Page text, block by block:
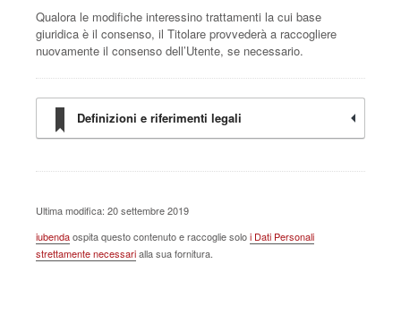
Qualora le modifiche interessino trattamenti la cui base
giuridica è il consenso, il Titolare provvederà a raccogliere
nuovamente il consenso dell’Utente, se necessario.
Definizioni e riferimenti legali
Ultima modifica: 20 settembre 2019
iubendaospita questo contenuto e raccoglie soloi Dati Personali
strettamente necessarialla sua fornitura.